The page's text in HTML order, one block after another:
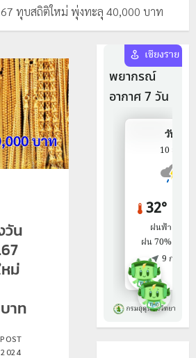
ทุบสถิติใหม่ พุ่งทะลุ 40,000 บาท
วัน
ม่
าท